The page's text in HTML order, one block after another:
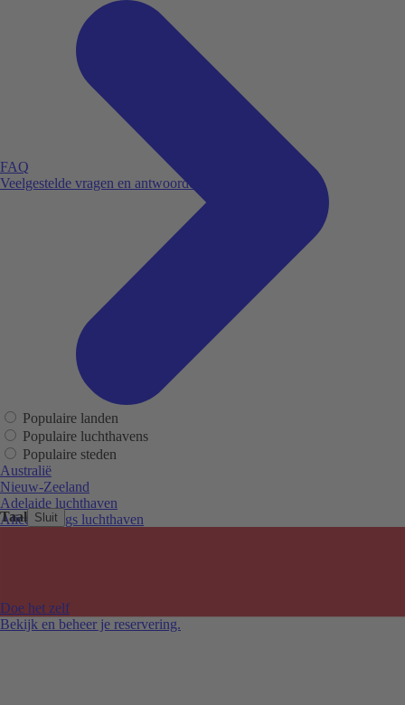
Taal Sluit
FAQ
Veelgestelde vragen en antwoorden.
Doe het zelf
Bekijk en beheer je reservering.
Populaire landen
Populaire luchthavens
Populaire steden
Australië
Nieuw-Zeeland
Adelaide luchthaven
Alice Springs luchthaven
Melbourne Tullamarine luchthaven
Perth luchthaven
Sydney luchthaven